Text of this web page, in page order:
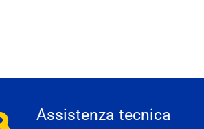
Assistenza tecnica